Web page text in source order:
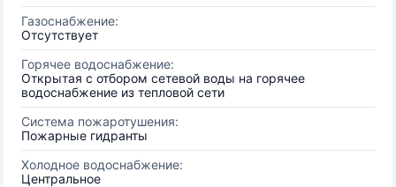
Газоснабжение:
Отсутствует
Горячее водоснабжение:
Открытая с отбором сетевой воды на горячее
водоснабжение из тепловой сети
Система пожаротушения:
Пожарные гидранты
Холодное водоснабжение:
Центральное